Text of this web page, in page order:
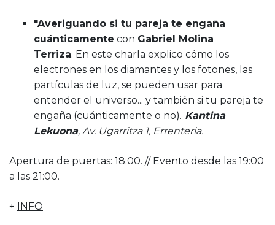
"Averiguando si tu pareja te engaña
cuánticamente con Gabriel Molina
Terriza. En este charla explico cómo los
electrones en los diamantes y los fotones, las
partículas de luz, se pueden usar para
entender el universo... y también si tu pareja te
engaña (cuánticamente o no). Kantina
Lekuona, Av. Ugarritza 1, Errenteria.
Apertura de puertas: 18:00. // Evento desde las 19:00
a las 21:00.
+ INFO